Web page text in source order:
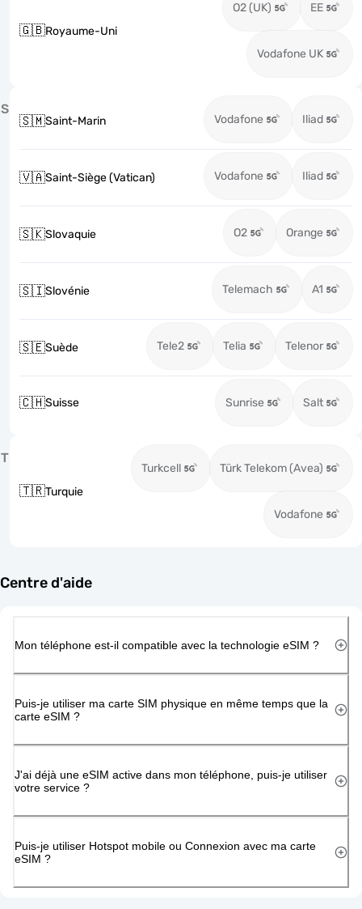
🇬🇧Royaume-Uni
O2 (UK) EE
Vodafone UK
S
🇸🇲Saint-Marin Vodafone Iliad
🇻🇦Saint-Siège (Vatican) Vodafone Iliad
🇸🇰Slovaquie O2 Orange
🇸🇮Slovénie Telemach A1
🇸🇪Suède Tele2 Telia Telenor
🇨🇭Suisse Sunrise Salt
T
🇹🇷Turquie
Turkcell Türk Telekom (Avea)
Vodafone
Centre d'aide
Mon téléphone est-il compatible avec la technologie eSIM ?
Puis-je utiliser ma carte SIM physique en même temps que la
carte eSIM ?
J'ai déjà une eSIM active dans mon téléphone, puis-je utiliser
votre service ?
Puis-je utiliser Hotspot mobile ou Connexion avec ma carte
eSIM ?